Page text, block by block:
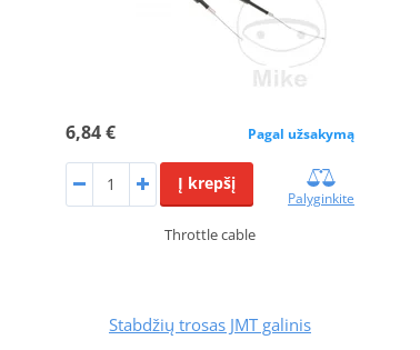
6,84 € Pagal užsakymą
Į krepšį
Palyginkite
Throttle cable
Stabdžių trosas JMT galinis